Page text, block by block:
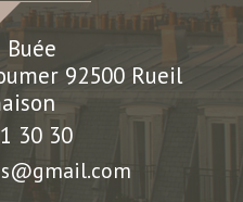
Buée
92500 Rueil
30 30